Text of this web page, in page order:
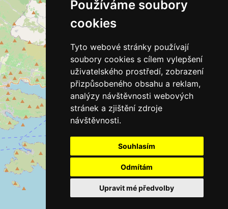
Používáme soubory
cookies
Tyto webové stránky používají
soubory cookies s cílem vylepšení
uživatelského prostředí, zobrazení
přizpůsobeného obsahu a reklam,
analýzy návštěvnosti webových
stránek a zjištění zdroje
návštěvnosti.
Souhlasím
Odmítám
Upravit mé předvolby